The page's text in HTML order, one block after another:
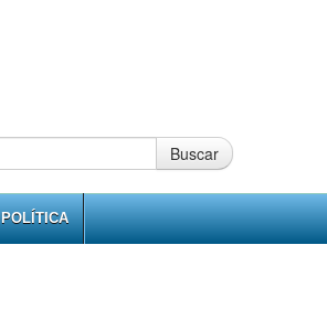
Buscar
POLÍTICA